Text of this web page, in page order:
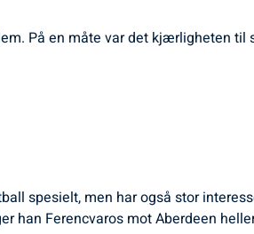
På en måte var det kjærligheten
spesielt, men har også stor
han Ferencvaros mot Aberdeen